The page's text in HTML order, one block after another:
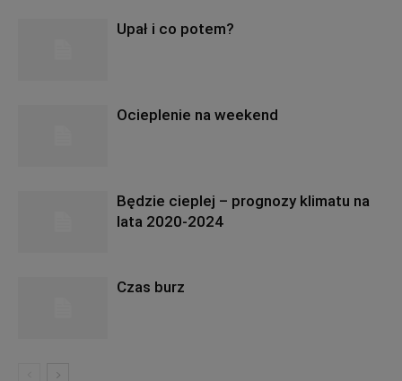
Upał i co potem?
Ocieplenie na weekend
Będzie cieplej – prognozy klimatu na
lata 2020-2024
Czas burz